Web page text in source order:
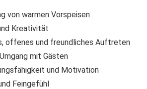
von warmen Vorspeisen
Kreativität
offenes und freundliches Auftreten
mit Gästen
und Motivation
Feingefühl